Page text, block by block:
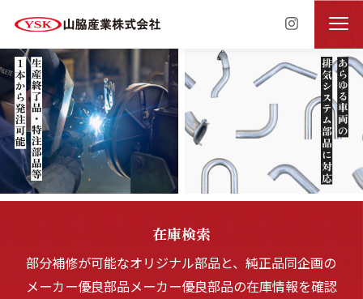
在庫検索
部分補修が可能なオリジナル部品と、純正品同企画の
メーカー優良部品メーカー優良部品の在庫情報を確認